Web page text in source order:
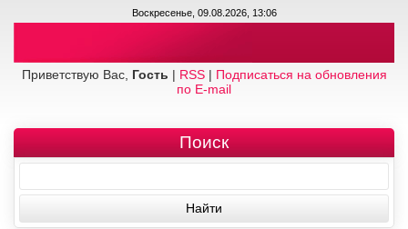
Воскресенье, 09.08.2026, 13:06
Приветствую Вас, Гость | RSS| Подписаться на обновления
по E-mail
Поиск